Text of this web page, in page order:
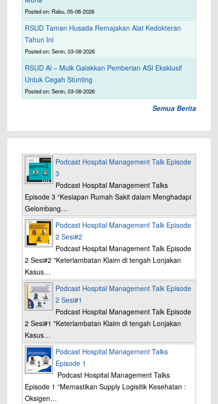
Posted on: Rabu, 05-08-2026
RSUD Taman Husada Remajakan Alat Kedokteran
Tahun Ini
Posted on: Senin, 03-08-2026
RSUD Al – Mulk Galakkan Pemberian ASI Eksklusif
Untuk Cegah Stunting
Posted on: Senin, 03-08-2026
Semua Berita
Podcast Hospital Management Talk Episode
3
Podcast Hospital Management Talks
Episode 3 “Kesiapan Rumah Sakit dalam Menghadapi
Gelombang…
Podcast Hospital Management Talk Episode
2 Sesi#2
Podcast Hospital Management Talk Episode
2 Sesi#2 "Keterlambatan Klaim di tengah Lonjakan
Kasus…
Podcast Hospital Management Talk Episode
2 Sesi#1
Podcast Hospital Management Talk Episode
2 Sesi#1 "Keterlambatan Klaim di tengah Lonjakan
Kasus…
Podcast Hospital Management Talks
Episode 1
Podcast Hospital Management Talks
Episode 1 “Memastikan Supply Logisitik Kesehatan :
Oksigen…